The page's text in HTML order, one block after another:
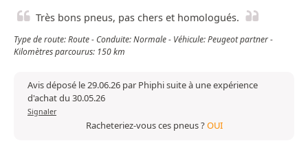
Très bons pneus, pas chers et homologués.
Type de route: Route - Conduite: Normale - Véhicule: Peugeot partner -
Kilomètres parcourus: 150 km
Avis déposé le 29.06.26 par Phiphi suite à une expérience
d'achat du 30.05.26
Signaler
Racheteriez-vous ces pneus ?OUI